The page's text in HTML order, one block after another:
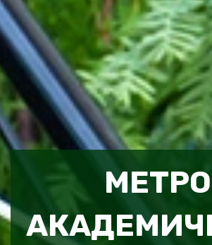
МЕТРО